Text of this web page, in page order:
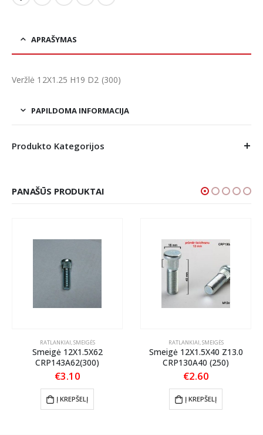
APRAŠYMAS
Veržlė 12X1.25 H19 D2 (300)
PAPILDOMA INFORMACIJA
Produkto Kategorijos
PANAŠŪS PRODUKTAI
RATLANKIAI,SMEIGĖS
Smeigė 12X1.5X62
CRP143A62(300)
€3.10
Į KREPŠELĮ
RATLANKIAI,SMEIGĖS
Smeigė 12X1.5X40 Z13.0
CRP130A40 (250)
€2.60
Į KREPŠELĮ